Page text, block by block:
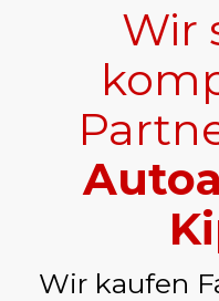
Wir
Wir kaufen